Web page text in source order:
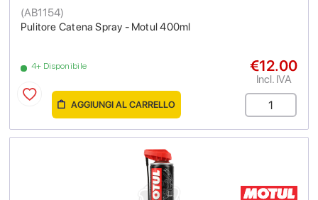
Pulitore Catena Spray - Motul 400ml
(AB1154)
4+ Disponibile €12.00
Incl. IVA
AGGIUNGI AL CARRELLO